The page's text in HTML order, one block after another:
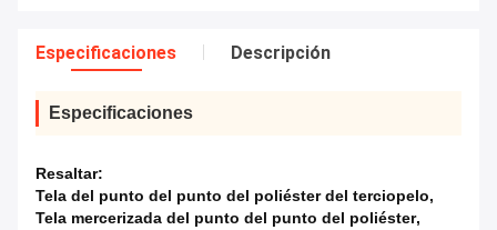
Especificaciones Descripción
Especificaciones
Resaltar:
Tela del punto del punto del poliéster del terciopelo,
Tela mercerizada del punto del punto del poliéster,